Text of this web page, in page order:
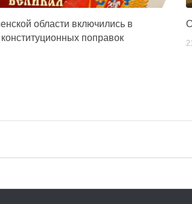
области включились в
поправок